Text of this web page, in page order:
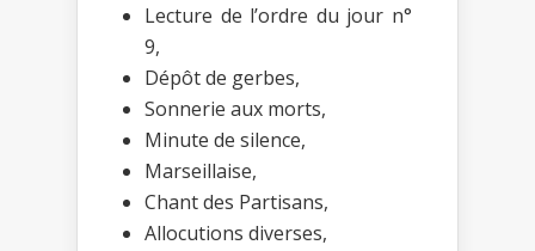
Lecture de l’ordre du jour n°
9,
Dépôt de gerbes,
Sonnerie aux morts,
Minute de silence,
Marseillaise,
Chant des Partisans,
Allocutions diverses,